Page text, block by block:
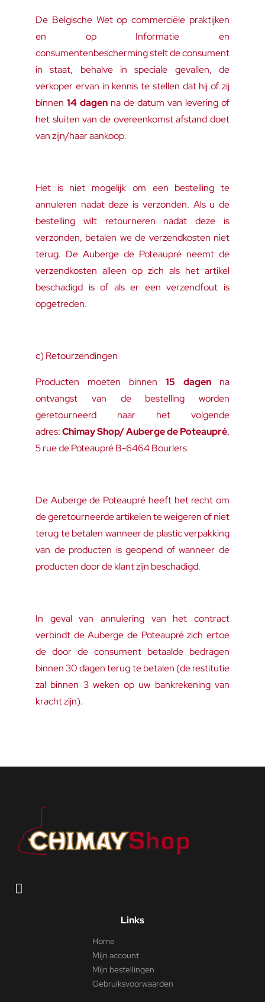
De Belgische Wet op commerciële praktijken
en op Informatie en
consumentenbescherming stelt de consument
in staat, behalve in speciale gevallen, de
verkoper ervan in kennis te stellen dat hij of zij
binnen 14 dagen na de datum van levering of
het sluiten van de overeenkomst afstand doet
van zijn/haar aankoop.
Het is niet mogelijk om een bestelling te
annuleren nadat deze is verzonden. Als u de
bestelling wilt retourneren nadat deze is
verzonden, betalen we de verzendkosten niet
terug. De Auberge de Poteaupré neemt de
verzendkosten alleen op zich als het artikel
beschadigd is of als er een verzendfout is
opgetreden.
c) Retourzendingen
Producten moeten binnen 15 dagen na
ontvangst van de bestelling worden
geretourneerd naar het volgende
adres:Chimay Shop/ Auberge de Poteaupré,
5 rue de Poteaupré B-6464 Bourlers
De Auberge de Poteaupré heeft het recht om
de geretourneerde artikelen te weigeren of niet
terug te betalen wanneer de plastic verpakking
van de producten is geopend of wanneer de
producten door de klant zijn beschadigd.
In geval van annulering van het contract
verbindt de Auberge de Poteaupré zich ertoe
de door de consument betaalde bedragen
binnen 30 dagen terug te betalen (de restitutie
zal binnen 3 weken op uw bankrekening van
kracht zijn).
Links
Home
Mijn account
Mijn bestellingen
Gebruiksvoorwaarden